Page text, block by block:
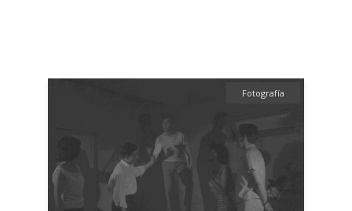
Fotografía